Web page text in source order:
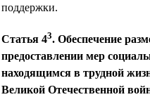
поддержки.
Статья 43. Обеспечение
предоставлении мер
находящимся в трудной
Великой Отечественной